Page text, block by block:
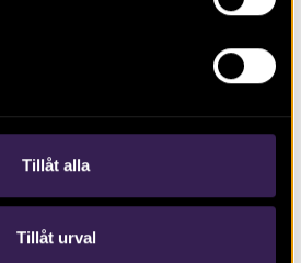
Tillåt alla
Tillåt urval